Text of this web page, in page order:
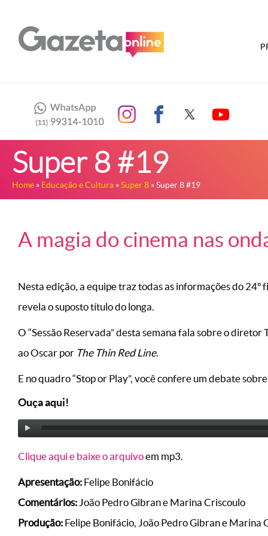
Super 8 #19
Home » Educação e Cultura »Super 8 » Super 8 #19
A magia do cinema nas
Nesta edição, a equipe traz todas as informações do 24º
revela o suposto título do longa.
O “Sessão Reservada” desta semana fala sobre o
ao Oscar por The Thin Red Line.
E no quadro “Stop or Play”, você confere um debate
Ouça aqui!
Clique aqui e baixe o arquivoem mp3.
Apresentação: Felipe Bonifácio
Comentários: João Pedro Gibran e Marina Criscoulo
Produção: Felipe Bonifácio, João Pedro Gibran e Marina